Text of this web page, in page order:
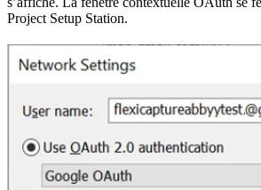
Project Setup Station.